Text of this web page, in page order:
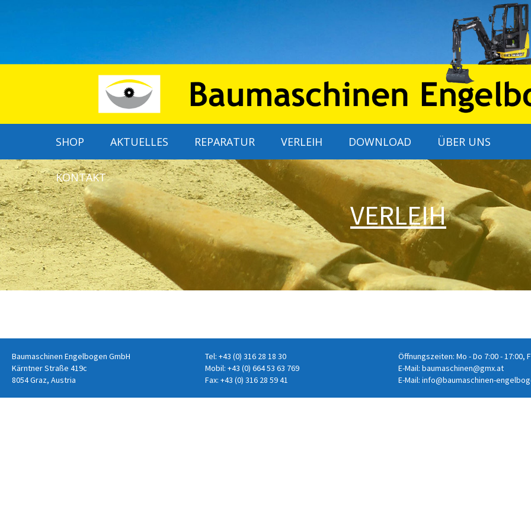
SHOP AKTUELLES REPARATUR VERLEIH DOWNLOAD ÜBER UNS
KONTAKT
VERLEIH
Baumaschinen Engelbogen GmbH
Kärntner Straße 419c
8054 Graz, Austria
Tel: +43 (0) 316 28 18 30
Mobil: +43 (0) 664 53 63 769
Fax: +43 (0) 316 28 59 41
Öffnungszeiten: Mo - Do 7:00 - 17:00,
E-Mail: baumaschinen@gmx.at
E-Mail: info@baumaschinen-